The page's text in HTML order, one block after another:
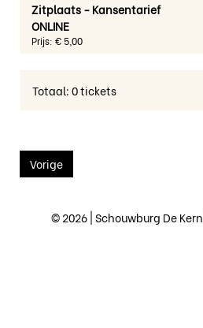
Zitplaats - Kansentarief
ONLINE
Prijs: € 5,00
Totaal: 0 tickets
Vorige
© 2026 | Schouwburg De Kern |